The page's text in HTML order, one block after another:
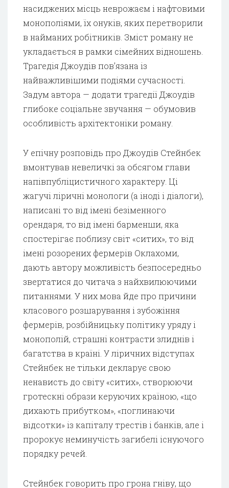
насиджених місць неврожаєм і нафтовими
монополіями, їх онуків, яких перетворили
в найманих робітників. Зміст роману не
укладається в рамки сімейних відношень.
Трагедія Джоудів пов’язана із
найважливішими подіями сучасності.
Задум автора — додати трагедії Джоудів
глибоке соціальне звучання — обумовив
особливість архітектоніки роману.
У епічну розповідь про Джоудів Стейнбек
вмонтував невеличкі за обсягом глави
напівпубліцистичного характеру. Ці
жагучі ліричні монологи (а іноді і діалоги),
написані то від імені безіменного
орендаря, то від імені барменши, яка
спостерігає поблизу світ «ситих», то від
імені розорених фермерів Оклахоми,
дають автору можливість безпосередньо
звертатися до читача з найхвилюючими
питаннями. У них мова йде про причини
класового розшарування і зубожіння
фермерів, розбійницьку політику уряду і
монополій, страшні контрасти злиднів і
багатства в країні. У ліричних відступах
Стейнбек не тільки декларує свою
ненависть до світу «ситих», створюючи
гротескні образи керуючих країною, «що
дихають прибутком», «поглинаючи
відсотки» із капіталу трестів і банків, але і
пророкує неминучість загибелі існуючого
порядку речей.
Стейнбек говорить про грона гніву, що